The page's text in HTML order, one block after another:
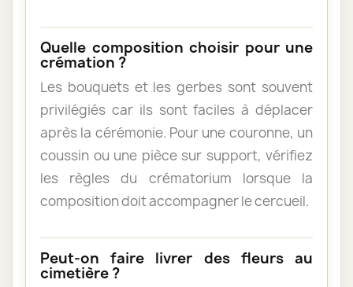
Quelle composition choisir pour une
crémation ?
Les bouquets et les gerbes sont souvent
privilégiés car ils sont faciles à déplacer
après la cérémonie. Pour une couronne, un
coussin ou une pièce sur support, vérifiez
les règles du crématorium lorsque la
composition doit accompagner le cercueil.
Peut-on faire livrer des fleurs au
cimetière ?